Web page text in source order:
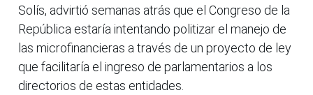
Solís, advirtió semanas atrás que el Congreso de la
República estaría intentando politizar el manejo de
las microfinancieras a través de un proyecto de ley
que facilitaría el ingreso de parlamentarios a los
directorios de estas entidades.